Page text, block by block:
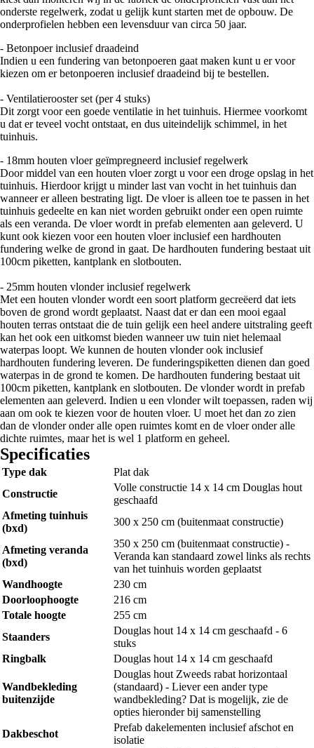
onderste regelwerk, zodat u gelijk kunt starten met de opbouw. De
onderprofielen hebben een levensduur van circa 50 jaar.
- Betonpoer inclusief draadeind
Indien u een fundering van betonpoeren gaat maken kunt u er voor
kiezen om er betonpoeren inclusief draadeind bij te bestellen.
- Ventilatierooster set (per 4 stuks)
Dit zorgt voor een goede ventilatie in het tuinhuis. Hiermee voorkomt
u dat er teveel vocht ontstaat, en dus uiteindelijk schimmel, in het
tuinhuis.
- 18mm houten vloer geïmpregneerd inclusief regelwerk
Door middel van een houten vloer zorgt u voor een droge opslag in het
tuinhuis. Hierdoor krijgt u minder last van vocht in het tuinhuis dan
wanneer er alleen bestrating ligt. De vloer is alleen toe te passen in het
tuinhuis gedeelte en kan niet worden gebruikt onder een open ruimte
als een veranda. De vloer wordt in prefab elementen aan geleverd. U
kunt ook kiezen voor een houten vloer inclusief een hardhouten
fundering welke de grond in gaat. De hardhouten fundering bestaat uit
100cm piketten, kantplank en slotbouten.
- 25mm houten vlonder inclusief regelwerk
Met een houten vlonder wordt een soort platform gecreëerd dat iets
boven de grond wordt geplaatst. Naast dat er dan een mooi egaal
houten terras ontstaat die de tuin gelijk een heel andere uitstraling geeft
kan het ook een uitkomst bieden wanneer uw tuin niet helemaal
waterpas loopt. We kunnen de houten vlonder ook inclusief
hardhouten fundering leveren. De funderingspiketten dienen dan goed
waterpas in de grond te komen. De hardhouten fundering bestaat uit
100cm piketten, kantplank en slotbouten. De vlonder wordt in prefab
elementen aan geleverd. Indien u een vlonder wilt toepassen, raden wij
aan om ook te kiezen voor de houten vloer. U moet het dan zo zien
dan de vlonder onder alle open ruimtes komt en de vloer onder alle
dichte ruimtes, maar het is wel 1 platform en geheel.
Specificaties
Type dak
Plat dak
Constructie
Volle constructie 14 x 14 cm Douglas hout
geschaafd
Afmeting tuinhuis
(bxd)
300 x 250 cm (buitenmaat constructie)
Afmeting veranda
(bxd)
350 x 250 cm (buitenmaat constructie) -
Veranda kan standaard zowel links als rechts
van het tuinhuis worden geplaatst
Wandhoogte
230 cm
Doorloophoogte
216 cm
Totale hoogte
255 cm
Staanders
Douglas hout 14 x 14 cm geschaafd - 6
stuks
Ringbalk
Douglas hout 14 x 14 cm geschaafd
Wandbekleding
buitenzijde
Douglas hout Zweeds rabat horizontaal
(standaard) - Liever een ander type
wandbekleding? Dat is mogelijk, zie de
opties hieronder bij samenstelling
Dakbeschot
Prefab dakelementen inclusief afschot en
isolatie